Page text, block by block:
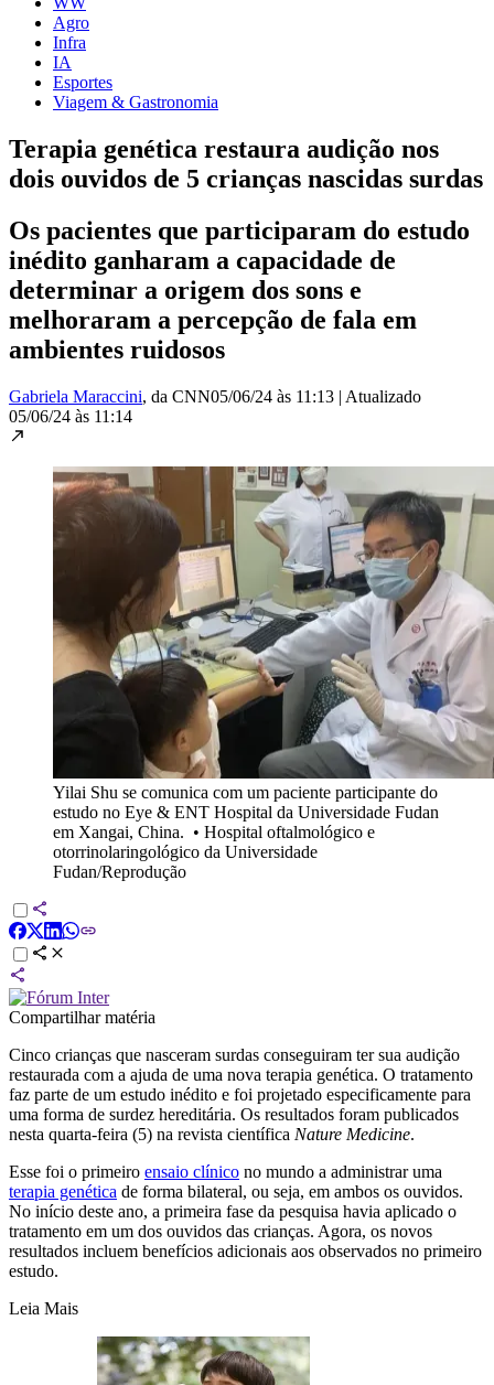
Agro
Infra
IA
Esportes
Viagem & Gastronomia
Terapia genética restaura audição nos
dois ouvidos de 5 crianças nascidas surdas
Os pacientes que participaram do estudo
inédito ganharam a capacidade de
determinar a origem dos sons e
melhoraram a percepção de fala em
ambientes ruidosos
Gabriela Maraccini, da CNN05/06/24 às 11:13 | Atualizado
05/06/24 às 11:14
Yilai Shu se comunica com um paciente participante do
estudo no Eye & ENT Hospital da Universidade Fudan
em Xangai, China. • Hospital oftalmológico e
otorrinolaringológico da Universidade
Fudan/Reprodução
Compartilhar matéria
Cinco crianças que nasceram surdas conseguiram ter sua audição
restaurada com a ajuda de uma nova terapia genética. O tratamento
faz parte de um estudo inédito e foi projetado especificamente para
uma forma de surdez hereditária. Os resultados foram publicados
nesta quarta-feira (5) na revista científica Nature Medicine.
Esse foi o primeiro ensaio clínico no mundo a administrar uma
terapia genética de forma bilateral, ou seja, em ambos os ouvidos.
No início deste ano, a primeira fase da pesquisa havia aplicado o
tratamento em um dos ouvidos das crianças. Agora, os novos
resultados incluem benefícios adicionais aos observados no primeiro
estudo.
Leia Mais